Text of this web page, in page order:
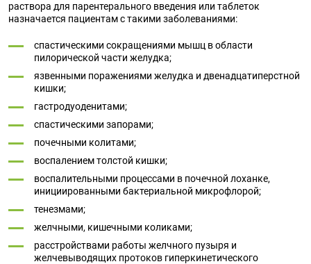
раствора для парентерального введения или таблеток
назначается пациентам с такими заболеваниями:
спастическими сокращениями мышц в области
пилорической части желудка;
язвенными поражениями желудка и двенадцатиперстной
кишки;
гастродуоденитами;
спастическими запорами;
почечными колитами;
воспалением толстой кишки;
воспалительными процессами в почечной лоханке,
инициированными бактериальной микрофлорой;
тенезмами;
желчными, кишечными коликами;
расстройствами работы желчного пузыря и
желчевыводящих протоков гиперкинетического